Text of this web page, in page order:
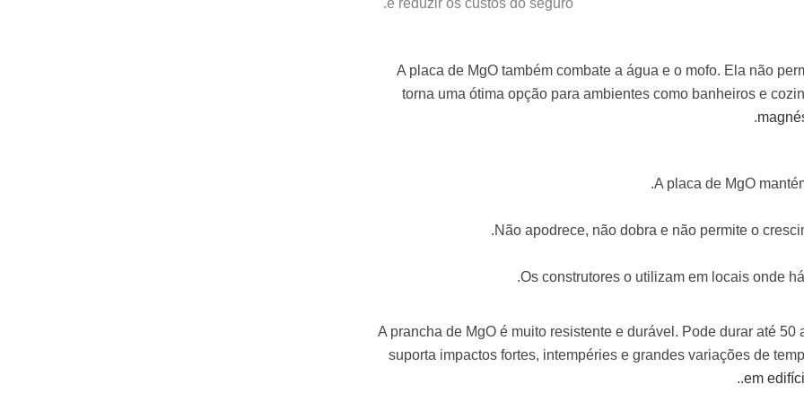
A placa de MgO também combate a água e o mofo. Ela não
torna uma ótima opção para ambientes como banheiros e
A placa de MgO
Não apodrece, não dobra e não permite o
Os construtores o utilizam em locais onde
A prancha de MgO é muito resistente e durável. Pode durar até
suporta impactos fortes, intempéries e grandes variações de
em
.